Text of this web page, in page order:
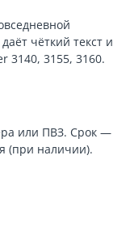
чёткий текст и
3140, 3155, 3160.
или ПВЗ. Срок —
(при наличии).